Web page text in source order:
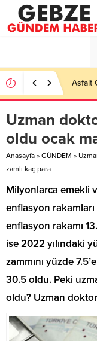
Uzman
oldu ocak
Anasayfa » GÜNDEM »
zamlı kaç para
Milyonlarca emekli
enflasyon rakamları
enflasyon rakamı
ise 2022 yılındaki
zammını yüzde
30.5 oldu. Peki
oldu? Uzman doktor